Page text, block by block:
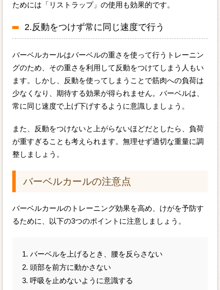
ためには「リストラップ」の使用も効果的です。
2.反動をつけず常に同じ速度で行う
バーベルカールはバーベルの重さを使って行うトレーニン
グのため、その重さを利用して反動をつけてしまう人もい
ます。しかし、反動を使ってしまうことで筋肉への負荷は
少なくなり、期待する効果が得られません。バーベルは、
常に同じ速度で上げ下げするように意識しましょう。
また、反動をつけないと上がらないほどだとしたら、負荷
が重すぎることも考えられます。無理せず適切な重量に調
整しましょう。
バーベルカールの注意点
バーベルカールのトレーニング効果を高め、けがを予防す
るために、以下の3つのポイントに注意しましょう。
1. バーベルを上げるとき、腰を反らさない
2. 頭部を前方に動かさない
3. 呼吸を止めないように意識する